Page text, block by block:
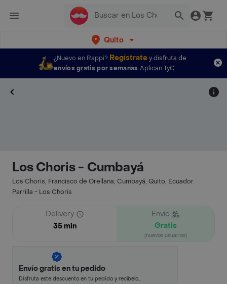
Quito
¿Nuevo en Rappi? Regístratey disfruta de
envíos gratis por semanas Aplican TyC
Los Choris - Cumbayá
Los Choris, Francisco de Orellana, Cumbayá, Quito, Ecuador
Parrilla - Los Choris
Delivery
35 min
Envío
Gratis
(nuevos usuarios)
Envío gratis en tu pedido
Disfruta este descuento en tu pedido y recíbelo